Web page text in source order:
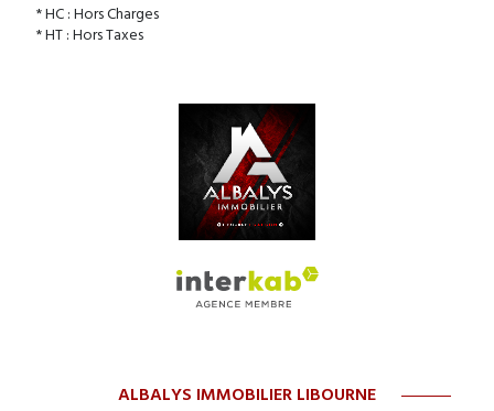
* HC : Hors Charges
* HT : Hors Taxes
ALBALYS IMMOBILIER LIBOURNE